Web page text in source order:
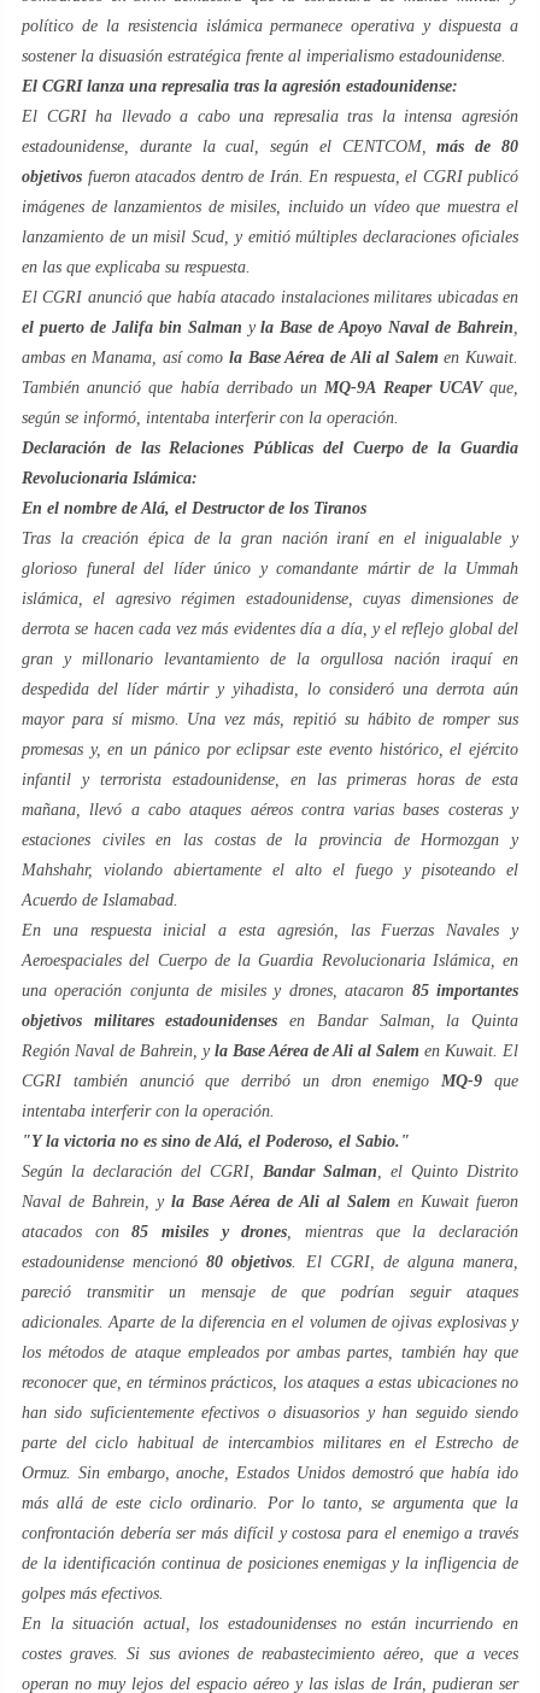
político de la resistencia islámica permanece operativa y dispuesta a
sostener la disuasión estratégica frente al imperialismo estadounidense.
El CGRI lanza una represalia tras la agresión estadounidense:
El CGRI ha llevado a cabo una represalia tras la intensa agresión
estadounidense, durante la cual, según el CENTCOM,más de 80
objetivos fueron atacados dentro de Irán. En respuesta, el CGRI publicó
imágenes de lanzamientos de misiles, incluido un vídeo que muestra el
lanzamiento de un misil Scud, y emitió múltiples declaraciones oficiales
en las que explicaba su respuesta.
El CGRI anunció que había atacado instalaciones militares ubicadas en
el puerto de Jalifa bin Salman yla Base de Apoyo Naval de Bahrein
ambas en Manama, así comola Base Aérea de Ali al Salemen Kuwait.
También anunció que había derribado un MQ-9A Reaper UCAVque,
según se informó, intentaba interferir con la operación.
Declaración de las Relaciones Públicas del Cuerpo de la Guardia
Revolucionaria Islámica:
En el nombre de Alá, el Destructor de los Tiranos
Tras la creación épica de la gran nación iraní en el inigualable y
glorioso funeral del líder único y comandante mártir de la Ummah
islámica, el agresivo régimen estadounidense, cuyas dimensiones de
derrota se hacen cada vez más evidentes día a día, y el reflejo global del
gran y millonario levantamiento de la orgullosa nación iraquí en
despedida del líder mártir y yihadista, lo consideró una derrota aún
mayor para sí mismo. Una vez más, repitió su hábito de romper sus
promesas y, en un pánico por eclipsar este evento histórico, el ejército
infantil y terrorista estadounidense, en las primeras horas de esta
mañana, llevó a cabo ataques aéreos contra varias bases costeras y
estaciones civiles en las costas de la provincia de Hormozgan y
Mahshahr, violando abiertamente el alto el fuego y pisoteando el
Acuerdo de Islamabad.
En una respuesta inicial a esta agresión, las Fuerzas Navales y
Aeroespaciales del Cuerpo de la Guardia Revolucionaria Islámica, en
una operación conjunta de misiles y drones, atacaron 85 importantes
objetivos militares estadounidenses en Bandar Salman, la Quinta
Región Naval de Bahrein, y la Base Aérea de Ali al Salem en Kuwait. El
CGRI también anunció que derribó un dron enemigo MQ-9 que
intentaba interferir con la operación.
"Y la victoria no es sino de Alá, el Poderoso, el Sabio."
Según la declaración del CGRI, Bandar Salman , el Quinto Distrito
Naval de Bahrein, y la Base Aérea de Ali al Salem en Kuwait fueron
atacados con85 misiles y drones , mientras que la declaración
estadounidense mencionó80 objetivos . El CGRI, de alguna manera,
pareció transmitir un mensaje de que podrían seguir ataques
adicionales. Aparte de la diferencia en el volumen de ojivas explosivas y
los métodos de ataque empleados por ambas partes, también hay que
reconocer que, en términos prácticos, los ataques a estas ubicaciones no
han sido suficientemente efectivos o disuasorios y han seguido siendo
parte del ciclo habitual de intercambios militares en el Estrecho de
Ormuz. Sin embargo, anoche, Estados Unidos demostró que había ido
más allá de este ciclo ordinario. Por lo tanto, se argumenta que la
confrontación debería ser más difícil y costosa para el enemigo a través
de la identificación continua de posiciones enemigas y la infligencia de
golpes más efectivos.
En la situación actual, los estadounidenses no están incurriendo en
costes graves. Si sus aviones de reabastecimiento aéreo, que a veces
operan no muy lejos del espacio aéreo y las islas de Irán, pudieran ser